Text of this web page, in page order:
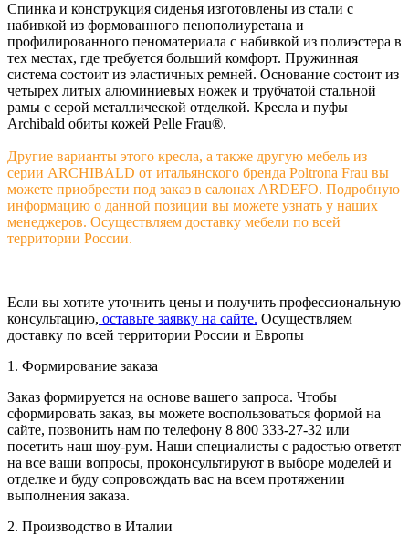
Спинка и конструкция сиденья изготовлены из стали с
набивкой из формованного пенополиуретана и
профилированного пеноматериала с набивкой из полиэстера в
тех местах, где требуется больший комфорт. Пружинная
система состоит из эластичных ремней. Основание состоит из
четырех литых алюминиевых ножек и трубчатой ​​стальной
рамы с серой металлической отделкой. Кресла и пуфы
Archibald обиты кожей Pelle Frau®.
Другие варианты этого кресла, а также другую мебель из
серии ARCHIBALD от итальянского бренда Poltrona Frau вы
можете приобрести под заказ в салонах ARDEFO. Подробную
информацию о данной позиции вы можете узнать у наших
менеджеров. Осуществляем доставку мебели по всей
территории России.
Если вы хотите уточнить цены и получить профессиональную
консультацию, оставьте заявку на сайте. Осуществляем
доставку по всей территории России и Европы
1. Формирование заказа
Заказ формируется на основе вашего запроса. Чтобы
сформировать заказ, вы можете воспользоваться формой на
сайте, позвонить нам по телефону 8 800 333-27-32 или
посетить наш шоу-рум. Наши специалисты с радостью ответят
на все ваши вопросы, проконсультируют в выборе моделей и
отделке и буду сопровождать вас на всем протяжении
выполнения заказа.
2. Производство в Италии